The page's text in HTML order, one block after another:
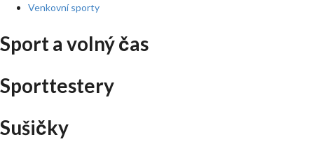
Venkovní sporty
Sport a volný čas
Sporttestery
Sušičky